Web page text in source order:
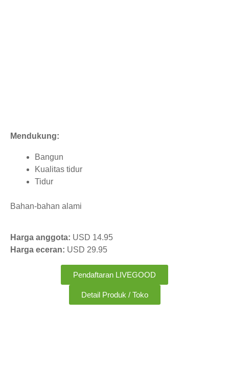
Mendukung:
Bangun
Kualitas tidur
Tidur
Bahan-bahan alami
Harga anggota: USD 14.95
Harga eceran: USD 29.95
Pendaftaran LIVEGOOD
Detail Produk / Toko